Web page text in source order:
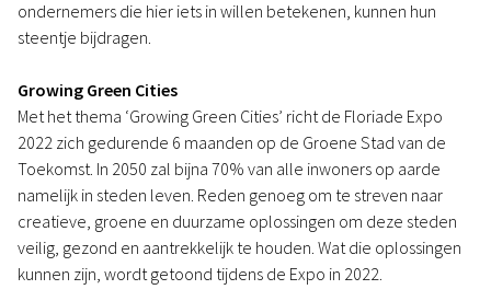
ondernemers die hier iets in willen betekenen, kunnen hun
steentje bijdragen.
Growing Green Cities
Met het thema ‘Growing Green Cities’ richt de Floriade Expo
2022 zich gedurende 6 maanden op de Groene Stad van de
Toekomst. In 2050 zal bijna 70% van alle inwoners op aarde
namelijk in steden leven. Reden genoeg om te streven naar
creatieve, groene en duurzame oplossingen om deze steden
veilig, gezond en aantrekkelijk te houden. Wat die oplossingen
kunnen zijn, wordt getoond tijdens de Expo in 2022.